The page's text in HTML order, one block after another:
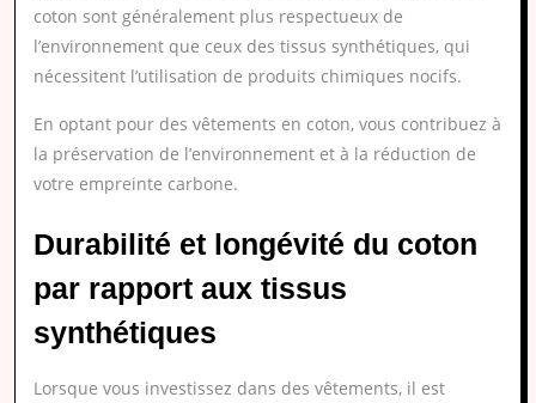
coton sont généralement plus respectueux de
l’environnement que ceux des tissus synthétiques, qui
nécessitent l’utilisation de produits chimiques nocifs.
En optant pour des vêtements en coton, vous contribuez à
la préservation de l’environnement et à la réduction de
votre empreinte carbone.
Durabilité et longévité du coton
par rapport aux tissus
synthétiques
Lorsque vous investissez dans des vêtements, il est